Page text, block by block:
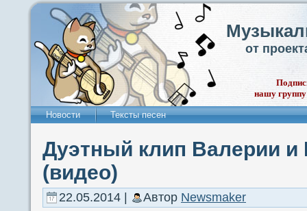
от
нашу
Новости Тексты песен
Дуэтный клип Валерии и
(видео)
22.05.2014 | Автор Newsmaker